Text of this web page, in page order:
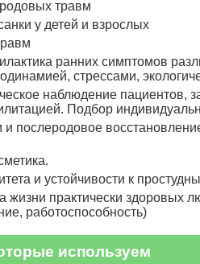
травм
у детей и взрослых
ранних симптомов
стрессами,
наблюдение пациентов,
Подбор
и послеродовое
и устойчивости к
жизни практически здоровых
работоспособность)
используем